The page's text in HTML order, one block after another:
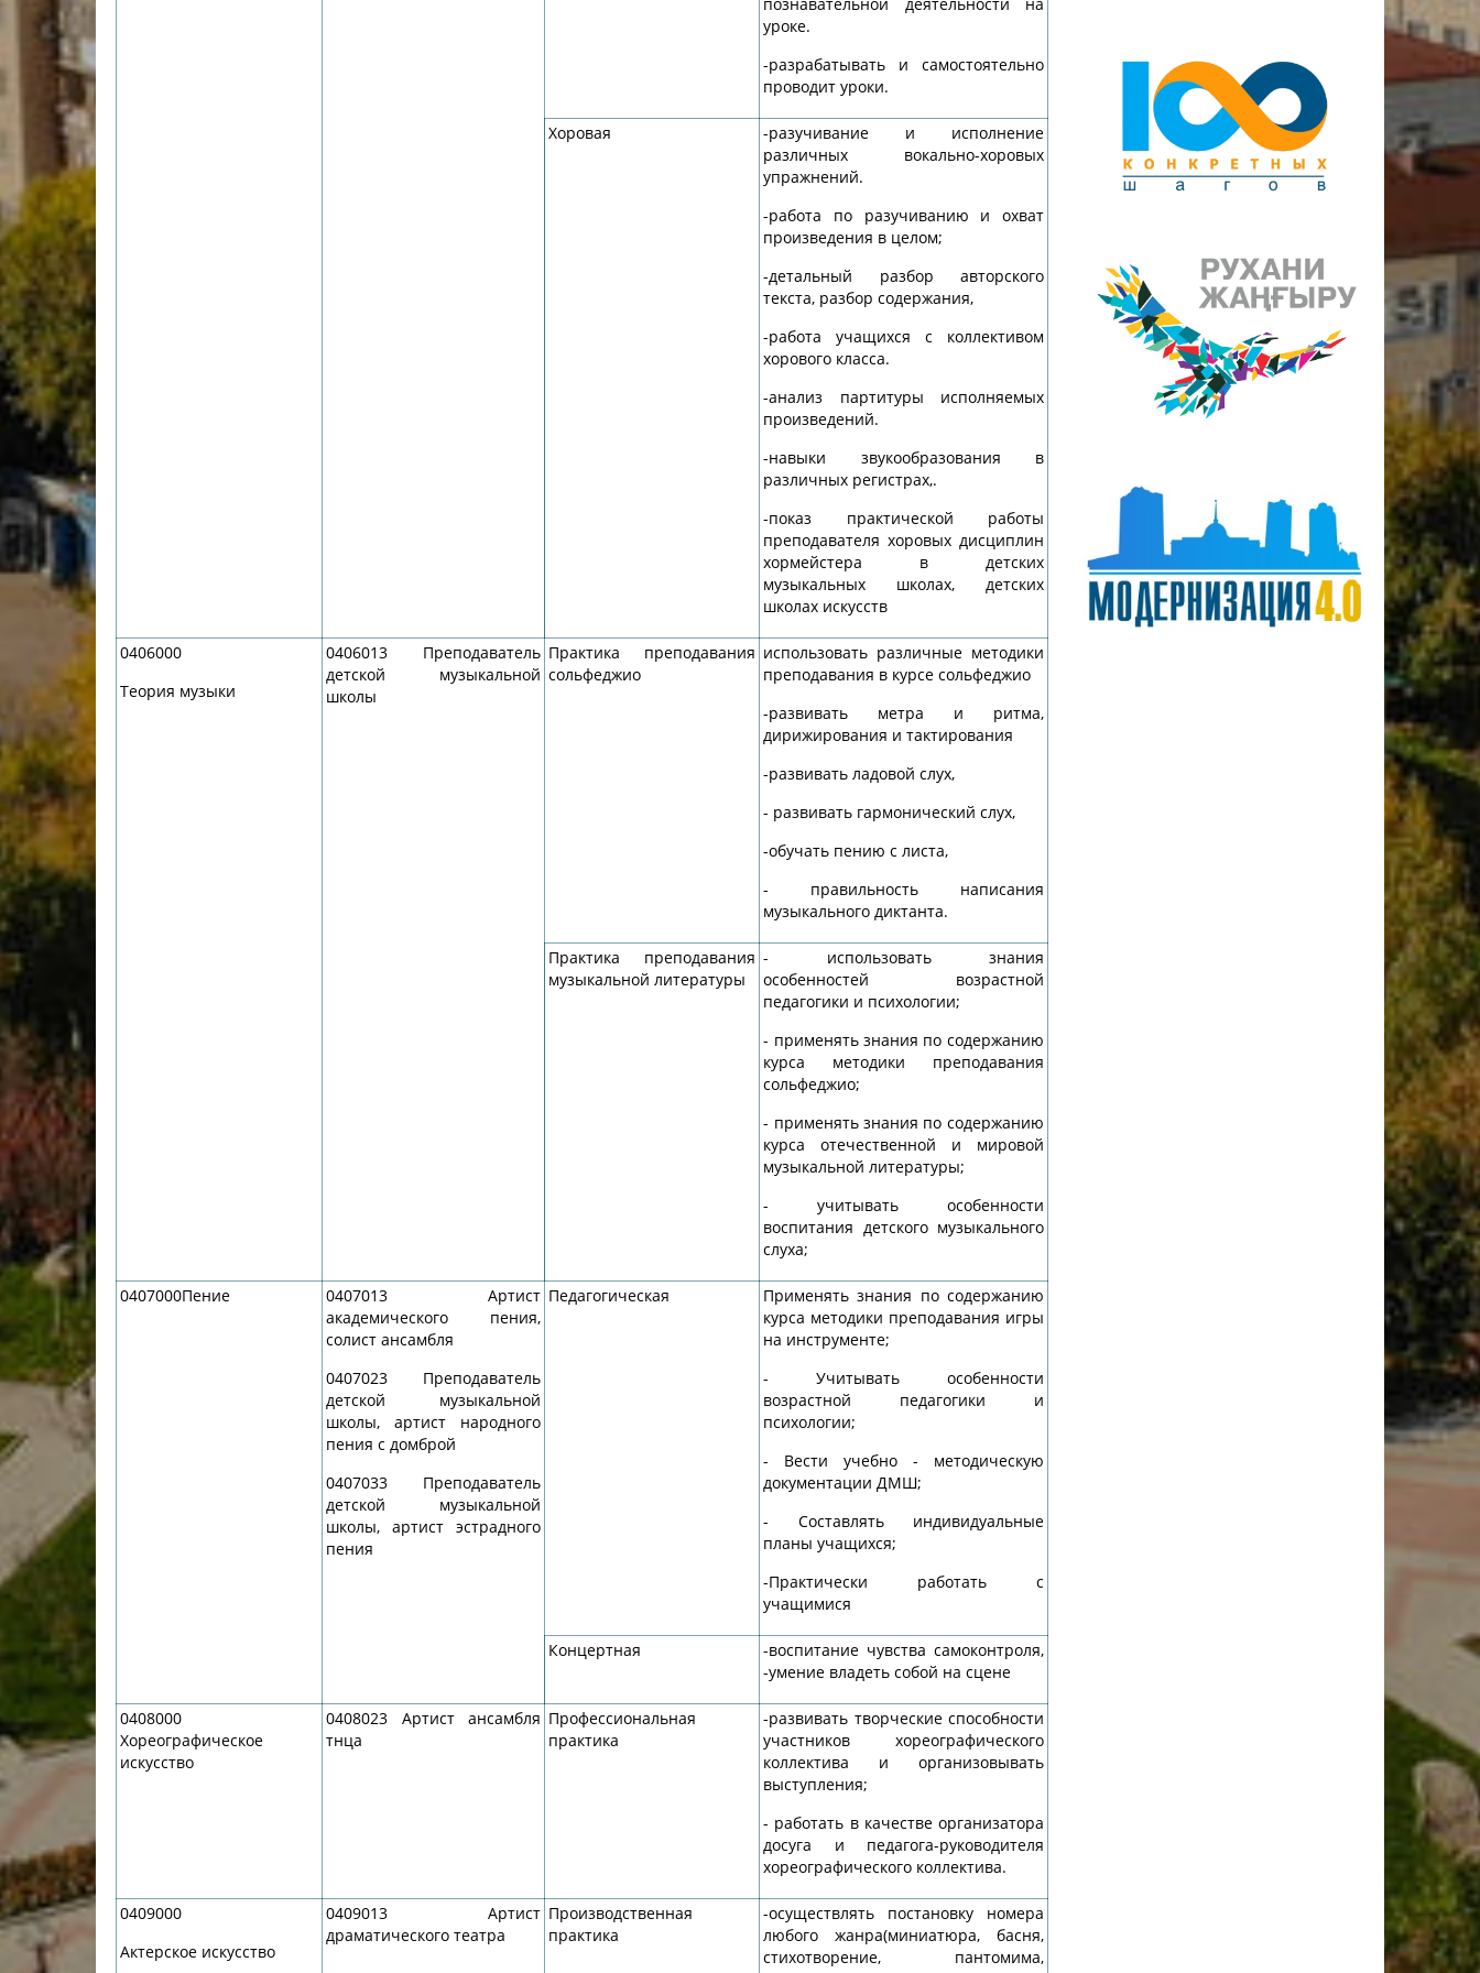
уроке.
-разрабатывать и самостоятельно
проводит уроки.
Хоровая
-разучивание и исполнение
различных вокально-хоровых
упражнений.
-работа по разучиванию и охват
произведения в целом;
-детальный разбор авторского
текста, разбор содержания,
-работа учащихся с коллективом
хорового класса.
-анализ партитуры исполняемых
произведений.
-навыки звукообразования в
различных регистрах,.
-показ практической работы
преподавателя хоровых дисциплин
хормейстера в детских
музыкальных школах, детских
школах искусств
0406000
Теория музыки
0406013 Преподаватель
детской музыкальной
школы
Практика преподавания
сольфеджио
использовать различные методики
преподавания в курсе сольфеджио
-развивать метра и ритма,
дирижирования и тактирования
-развивать ладовой слух,
- развивать гармонический слух,
-обучать пению с листа,
- правильность написания
музыкального диктанта.
Практика преподавания
музыкальной литературы
- использовать знания
особенностей возрастной
педагогики и психологии;
- применять знания по содержанию
курса методики преподавания
сольфеджио;
- применять знания по содержанию
курса отечественной и мировой
музыкальной литературы;
- учитывать особенности
воспитания детского музыкального
слуха;
0407000Пение
0407013 Артист
академического пения,
солист ансамбля
0407023 Преподаватель
детской музыкальной
школы, артист народного
пения с домброй
0407033 Преподаватель
детской музыкальной
школы, артист эстрадного
пения
Педагогическая
Применять знания по содержанию
курса методики преподавания игры
на инструменте;
- Учитывать особенности
возрастной педагогики и
психологии;
- Вести учебно - методическую
документации ДМШ;
- Составлять индивидуальные
планы учащихся;
-Практически работать с
учащимися
Концертная
-воспитание чувства самоконтроля,
-умение владеть собой на сцене
0408000
Хореографическое
искусство
0408023 Артист ансамбля
тнца
Профессиональная
практика
-развивать творческие способности
участников хореографического
коллектива и организовывать
выступления;
- работать в качестве организатора
досуга и педагога-руководителя
хореографического коллектива.
0409000
Актерское искусство
0409013 Артист
драматического театра
Производственная
практика
-осуществлять постановку номера
любого жанра(миниатюра, басня,
стихотворение, пантомима,